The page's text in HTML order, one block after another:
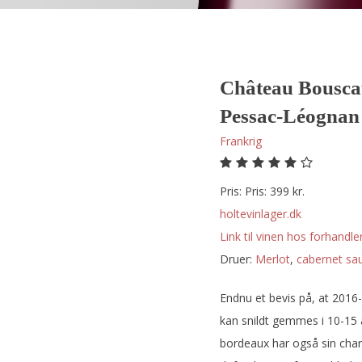
Château
Pessac-Léognan
Frankrig
Pris: Pris: 399 kr.
holtevinlager.dk
Link til vinen hos
Druer:
merlot, cabernet
Endnu et bevis på, at
kan snildt gemmes i 10-
bordeaux har også sin